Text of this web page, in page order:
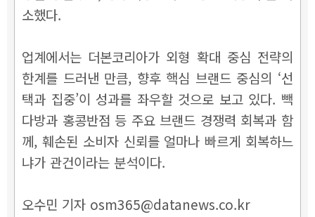
소했다.
업계에서는 더본코리아가 외형 확대 중심 전략의
한계를 드러낸 만큼, 향후 핵심 브랜드 중심의 ‘선
택과 집중’이 성과를 좌우할 것으로 보고 있다. 빽
다방과 홍콩반점 등 주요 브랜드 경쟁력 회복과 함
께, 훼손된 소비자 신뢰를 얼마나 빠르게 회복하느
냐가 관건이라는 분석이다.
오수민 기자 osm365@datanews.co.kr